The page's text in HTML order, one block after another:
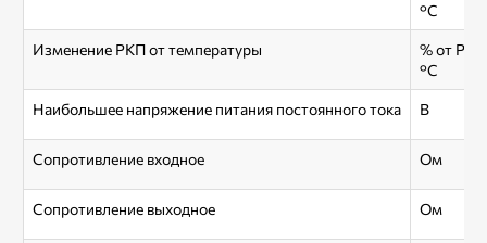
°С
Изменение РКП от температуры
% от
°С
Наибольшее напряжение питания постоянного тока В
Сопротивление входное Ом
Сопротивление выходное Ом